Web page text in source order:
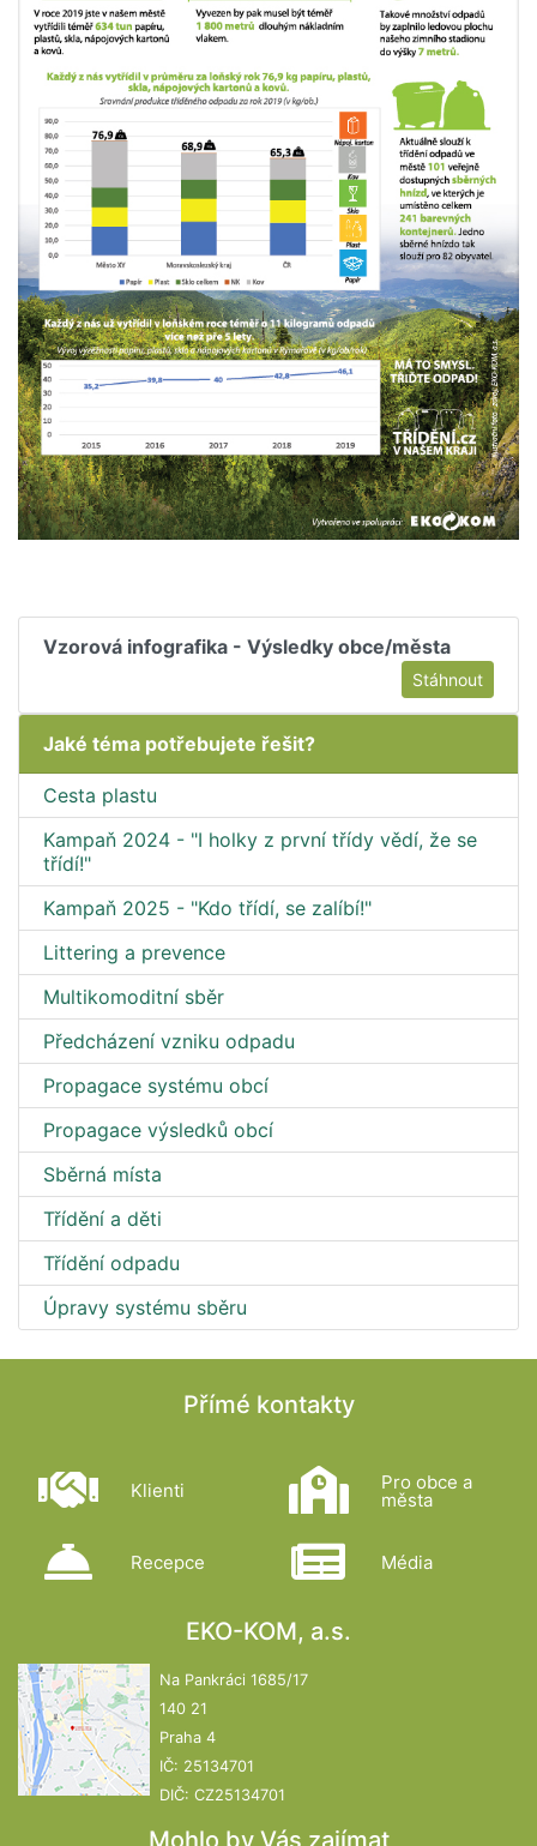
Vzorová infografika - Výsledky obce/města
Stáhnout
Jaké téma potřebujete řešit?
Cesta plastu
Kampaň 2024 - "I holky z první třídy vědí, že se
třídí!"
Kampaň 2025 - "Kdo třídí, se zalíbí!"
Littering a prevence
Multikomoditní sběr
Předcházení vzniku odpadu
Propagace systému obcí
Propagace výsledků obcí
Sběrná místa
Třídění a děti
Třídění odpadu
Úpravy systému sběru
Přímé kontakty
Klienti Pro obce a
města
Recepce Média
EKO-KOM, a.s.
Na Pankráci 1685/17
140 21
Praha 4
IČ: 25134701
DIČ: CZ25134701
Mohlo by Vás zajímat